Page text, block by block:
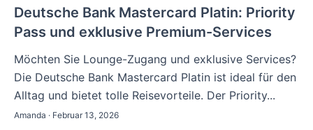
Deutsche Bank Mastercard Platin: Priority
Pass und exklusive Premium-Services
Möchten Sie Lounge-Zugang und exklusive Services?
Die Deutsche Bank Mastercard Platin ist ideal für den
Alltag und bietet tolle Reisevorteile. Der Priority...
Amanda · Februar 13, 2026